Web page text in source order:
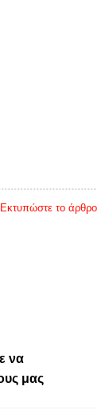
Εκτυπώστε το άρθρο
να
μας